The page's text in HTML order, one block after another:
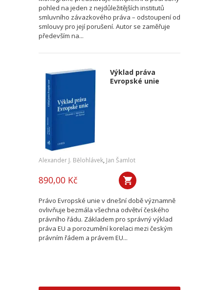
pohled na jeden z nejdůležitějších institutů
smluvního závazkového práva – odstoupení od
smlouvy pro její porušení. Autor se zaměřuje
především na...
Výklad práva
Evropské unie
Alexander J. Bělohlávek, Jan Šamlot
890,00 Kč
Právo Evropské unie v dnešní době významně
ovlivňuje bezmála všechna odvětví českého
právního řádu. Základem pro správný výklad
práva EU a porozumění korelaci mezi českým
právním řádem a právem EU...